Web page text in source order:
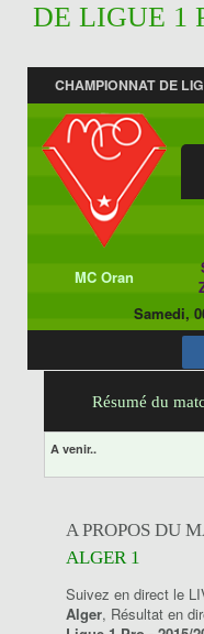
DE LIGUE 1
CHAMPIONNAT DE
MC Oran
Samedi,
Résumé du
A venir..
A PROPOS DU
ALGER 1
Suivez en direct le
Alger, Résultat en